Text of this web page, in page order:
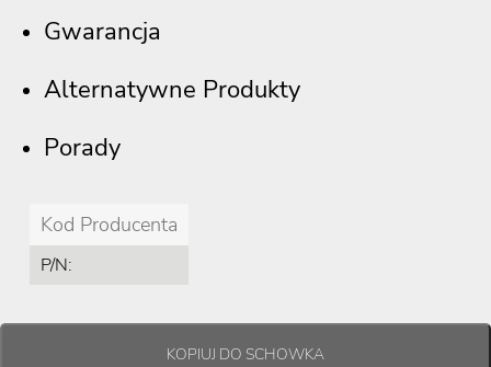
Gwarancja
Alternatywne Produkty
Porady
Kod Producenta
P/N: